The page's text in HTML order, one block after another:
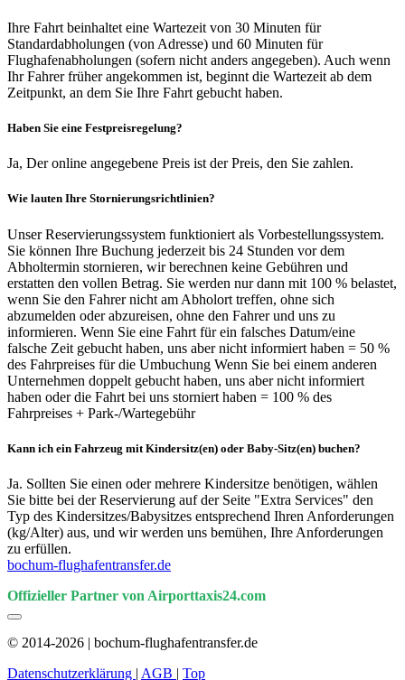
Ihre Fahrt beinhaltet eine Wartezeit von 30 Minuten für
Standardabholungen (von Adresse) und 60 Minuten für
Flughafenabholungen (sofern nicht anders angegeben). Auch wenn
Ihr Fahrer früher angekommen ist, beginnt die Wartezeit ab dem
Zeitpunkt, an dem Sie Ihre Fahrt gebucht haben.
Haben Sie eine Festpreisregelung?
Ja, Der online angegebene Preis ist der Preis, den Sie zahlen.
Wie lauten Ihre Stornierungsrichtlinien?
Unser Reservierungssystem funktioniert als Vorbestellungssystem.
Sie können Ihre Buchung jederzeit bis 24 Stunden vor dem
Abholtermin stornieren, wir berechnen keine Gebühren und
erstatten den vollen Betrag. Sie werden nur dann mit 100 % belastet,
wenn Sie den Fahrer nicht am Abholort treffen, ohne sich
abzumelden oder abzureisen, ohne den Fahrer und uns zu
informieren. Wenn Sie eine Fahrt für ein falsches Datum/eine
falsche Zeit gebucht haben, uns aber nicht informiert haben = 50 %
des Fahrpreises für die Umbuchung Wenn Sie bei einem anderen
Unternehmen doppelt gebucht haben, uns aber nicht informiert
haben oder die Fahrt bei uns storniert haben = 100 % des
Fahrpreises + Park-/Wartegebühr
Kann ich ein Fahrzeug mit Kindersitz(en) oder Baby-Sitz(en) buchen?
Ja. Sollten Sie einen oder mehrere Kindersitze benötigen, wählen
Sie bitte bei der Reservierung auf der Seite "Extra Services" den
Typ des Kindersitzes/Babysitzes entsprechend Ihren Anforderungen
(kg/Alter) aus, und wir werden uns bemühen, Ihre Anforderungen
zu erfüllen.
bochum-flughafentransfer.de
Offizieller Partner von Airporttaxis24.com
© 2014-2026 | bochum-flughafentransfer.de
Datenschutzerklärung | AGB | Top